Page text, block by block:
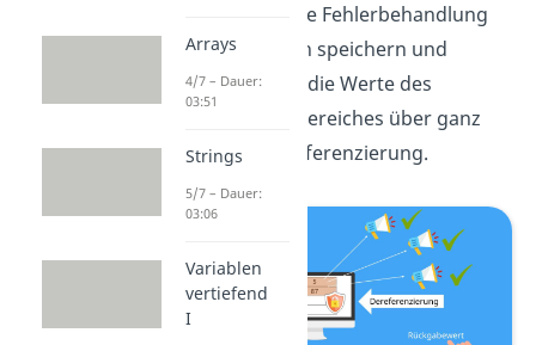
entsprechende Fehlerbehandlung
durch. Danach speichern und
verwalten wir die Werte des
reservierten Bereiches über ganz
normale Dereferenzierung.
Arrays
4/7 – Dauer:
03:51
Strings
5/7 – Dauer:
03:06
Variablen
vertiefend
I